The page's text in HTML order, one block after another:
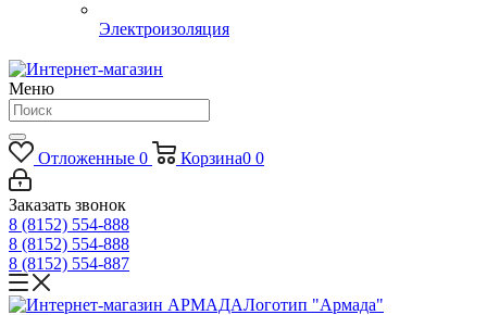
Электроизоляция
Меню
Отложенные 0 Корзина0 0
Заказать звонок
8 (8152) 554-888
8 (8152) 554-888
8 (8152) 554-887
Логотип "Армада"